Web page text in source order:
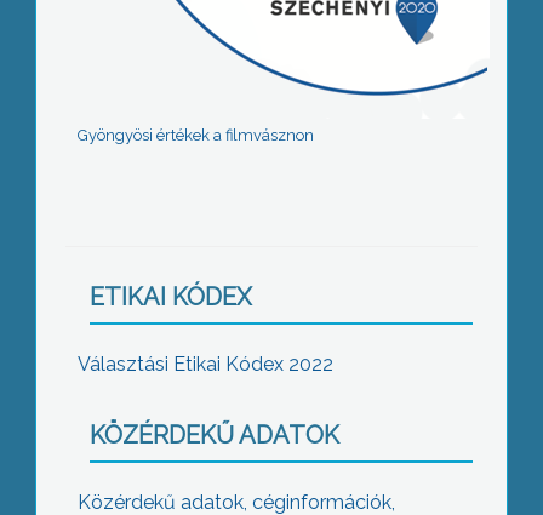
Gyöngyösi értékek a filmvásznon
ETIKAI KÓDEX
Választási Etikai Kódex 2022
KÖZÉRDEKŰ ADATOK
Közérdekű adatok, céginformációk,